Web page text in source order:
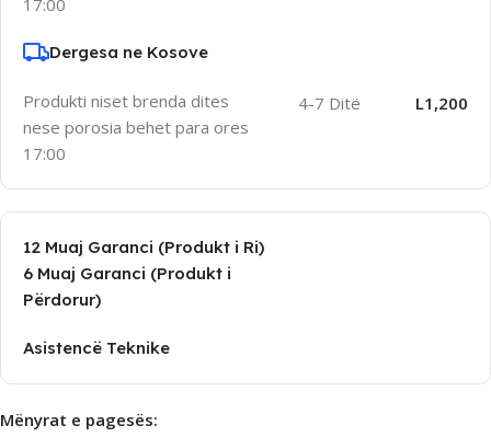
Dergesa ne Kosove
Produkti niset brenda dites
nese porosia behet para ores
17:00
4-7 Ditë L1,200
12 Muaj Garanci (Produkt i Ri)
6 Muaj Garanci (Produkt i
Përdorur)
Asistencë Teknike
Mënyrat e pagesës: